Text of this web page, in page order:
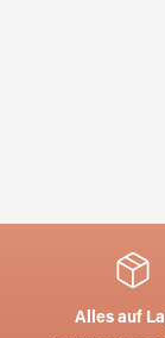
Alles auf